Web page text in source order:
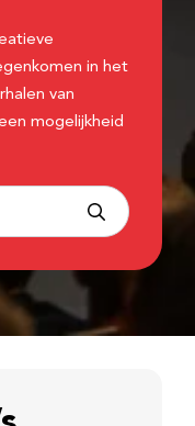
in het
van
mogelijkheid